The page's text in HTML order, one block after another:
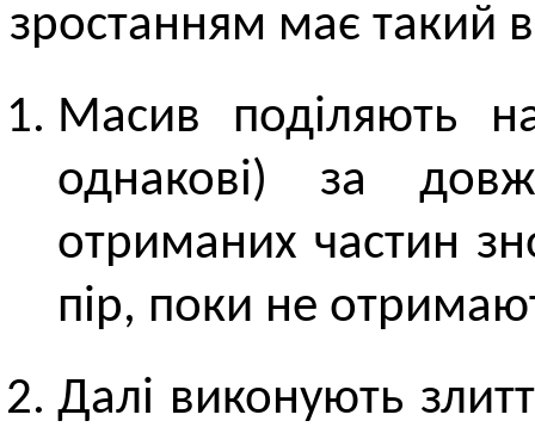
зростанням має такий
Масив поділяють
однакові) за
отриманих частин
пір, поки не
Далі виконують